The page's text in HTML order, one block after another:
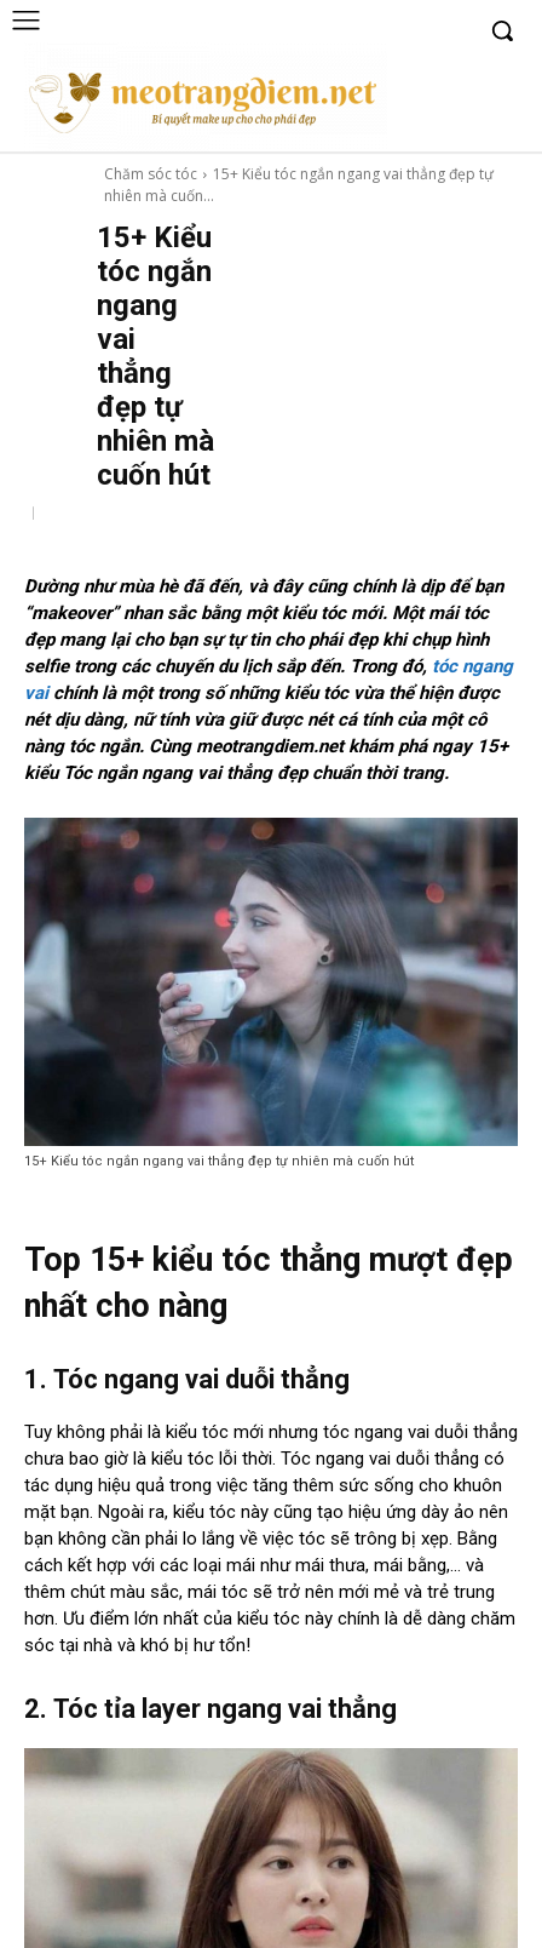
Chăm sóc tóc
15+ Kiểu tóc ngắn ngang vai thẳng đẹp tự
nhiên mà cuốn...
15+ Kiểu
tóc ngắn
ngang
vai
thẳng
đẹp tự
nhiên mà
cuốn hút
Dường như mùa hè đã đến, và đây cũng chính là dịp để bạn
“makeover” nhan sắc bằng một kiểu tóc mới. Một mái tóc
đẹp mang lại cho bạn sự tự tin cho phái đẹp khi chụp hình
selfie trong các chuyến du lịch sắp đến. Trong đó, tóc ngang
vaichính là một trong số những kiểu tóc vừa thể hiện được
nét dịu dàng, nữ tính vừa giữ được nét cá tính của một cô
nàng tóc ngắn. Cùng meotrangdiem.netkhám phá ngay 15+
kiểu Tóc ngắn ngang vai thẳngđẹp chuẩn thời trang.
15+ Kiểu tóc ngắn ngang vai thẳng đẹp tự nhiên mà cuốn hút
Top 15+ kiểu tóc thẳng mượt đẹp
nhất cho nàng
1. Tóc ngang vai duỗi thẳng
Tuy không phải là kiểu tóc mới nhưng tóc ngang vai duỗi thẳng
chưa bao giờ là kiểu tóc lỗi thời. Tóc ngang vai duỗi thẳng có
tác dụng hiệu quả trong việc tăng thêm sức sống cho khuôn
mặt bạn. Ngoài ra, kiểu tóc này cũng tạo hiệu ứng dày ảo nên
bạn không cần phải lo lắng về việc tóc sẽ trông bị xẹp. Bằng
cách kết hợp với các loại mái như mái thưa, mái bằng,… và
thêm chút màu sắc, mái tóc sẽ trở nên mới mẻ và trẻ trung
hơn. Ưu điểm lớn nhất của kiểu tóc này chính là dễ dàng chăm
sóc tại nhà và khó bị hư tổn!
2. Tóc tỉa layer ngang vai thẳng